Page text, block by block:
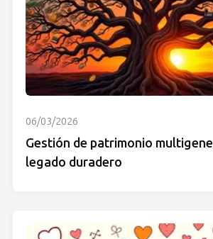
06/03/2026
Gestión de patrimonio
legado duradero